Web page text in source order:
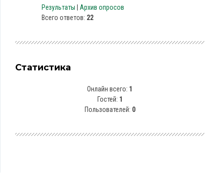
Результаты
Архив опросов
Всего ответов: 22
Статистика
Онлайн всего: 1
Гостей: 1
Пользователей: 0